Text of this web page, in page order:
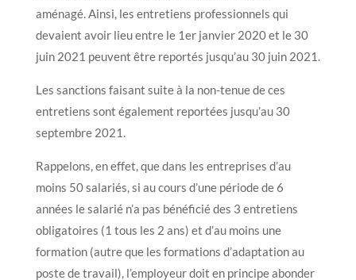
aménagé. Ainsi, les entretiens professionnels qui
devaient avoir lieu entre le 1er janvier 2020 et le 30
juin 2021 peuvent être reportés jusqu’au 30 juin 2021.
Les sanctions faisant suite à la non-tenue de ces
entretiens sont également reportées jusqu’au 30
septembre 2021.
Rappelons, en effet, que dans les entreprises d’au
moins 50 salariés, si au cours d’une période de 6
années le salarié n’a pas bénéficié des 3 entretiens
obligatoires (1 tous les 2 ans) et d’au moins une
formation (autre que les formations d’adaptation au
poste de travail), l’employeur doit en principe abonder